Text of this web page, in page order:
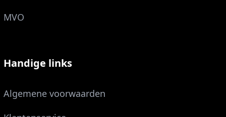
MVO
Handige links
Algemene voorwaarden